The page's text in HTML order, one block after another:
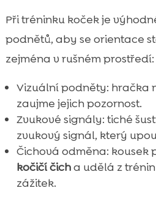
Při tréninku koček je
podnětů, aby se orientace
zejména v rušném prostředí:
Vizuální podněty: hračka
zaujme jejich pozornost.
Zvukové signály: tiché
zvukový signál, který
Čichová odměna: kousek
kočičí čicha udělá z
zážitek.